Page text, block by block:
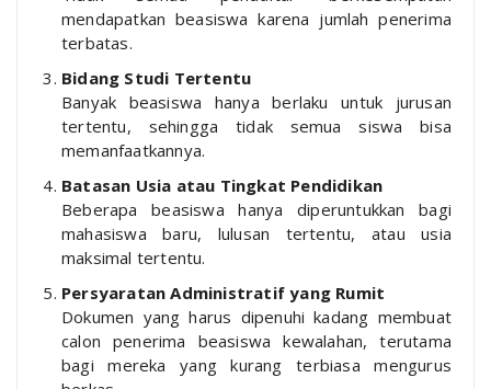
mendapatkan beasiswa karena jumlah penerima
terbatas.
Bidang Studi Tertentu
Banyak beasiswa hanya berlaku untuk jurusan
tertentu, sehingga tidak semua siswa bisa
memanfaatkannya.
Batasan Usia atau Tingkat Pendidikan
Beberapa beasiswa hanya diperuntukkan bagi
mahasiswa baru, lulusan tertentu, atau usia
maksimal tertentu.
Persyaratan Administratif yang Rumit
Dokumen yang harus dipenuhi kadang membuat
calon penerima beasiswa kewalahan, terutama
bagi mereka yang kurang terbiasa mengurus